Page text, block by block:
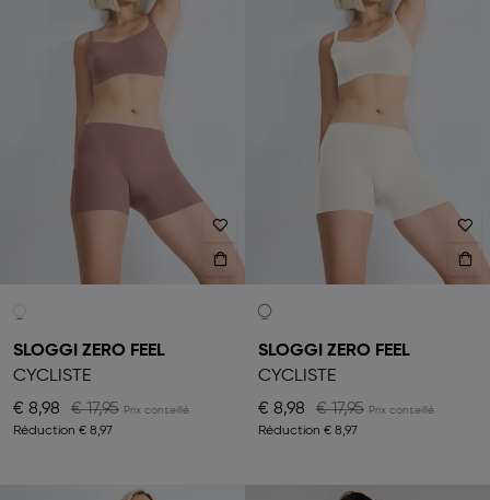
SLOGGI ZERO FEEL
CYCLISTE
€ 8,98
€ 17,95
Réduction € 8,97
SLOGGI ZERO FEEL
CYCLISTE
€ 8,98
€ 17,95
Réduction € 8,97